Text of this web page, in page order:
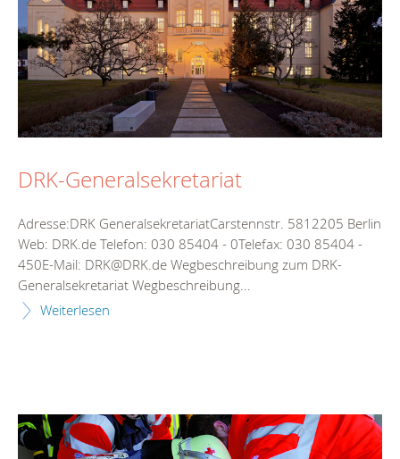
DRK-Generalsekretariat
Adresse:DRK GeneralsekretariatCarstennstr. 5812205 Berlin
Web: DRK.de Telefon: 030 85404 - 0Telefax: 030 85404 -
450E-Mail: DRK@DRK.de Wegbeschreibung zum DRK-
Generalsekretariat Wegbeschreibung...
Weiterlesen